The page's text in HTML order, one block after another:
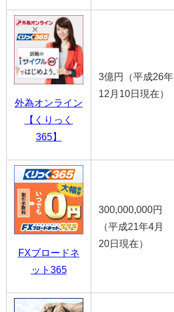
外為オンライン
【くりっく
365】
3億円（平成26年
12月10日現在）
FXブロードネ
ット365
300,000,000円
（平成21年4月
20日現在）